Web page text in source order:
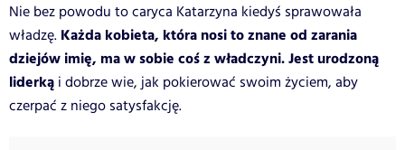
Nie bez powodu to caryca Katarzyna kiedyś sprawowała
władzę. Każda kobieta, która nosi to znane od zarania
dziejów imię, ma w sobie coś z władczyni. Jest urodzoną
liderką i dobrze wie, jak pokierować swoim życiem, aby
czerpać z niego satysfakcję.